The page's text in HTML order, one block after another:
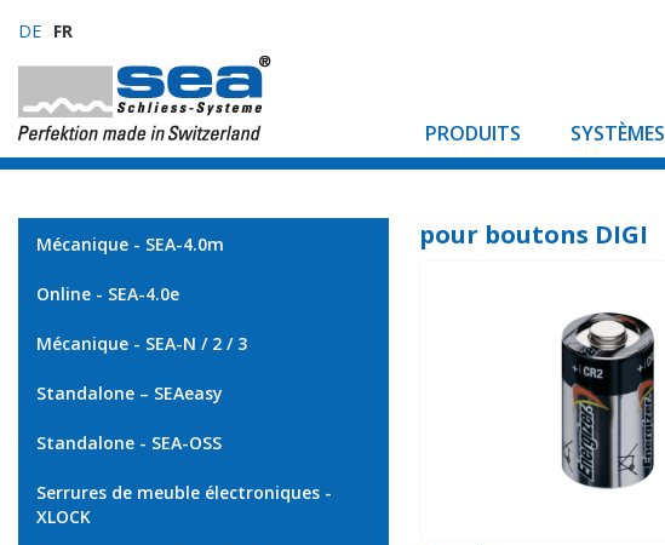
DE FR
PRODUITS SYSTÈMES
Mécanique - SEA-4.0m
Online - SEA-4.0e
Mécanique - SEA-N / 2 / 3
Standalone – SEAeasy
Standalone - SEA-OSS
Serrures de meuble électroniques -
XLOCK
pour boutons DIGI